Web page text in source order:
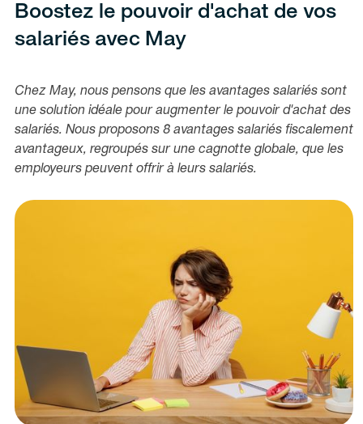
Boostez le pouvoir d'achat de vos
salariés avec May
Chez May, nous pensons que les avantages salariés sont
une solution idéale pour augmenter le pouvoir d'achat des
salariés. Nous proposons 8 avantages salariés fiscalement
avantageux, regroupés sur une cagnotte globale, que les
employeurs peuvent offrir à leurs salariés.